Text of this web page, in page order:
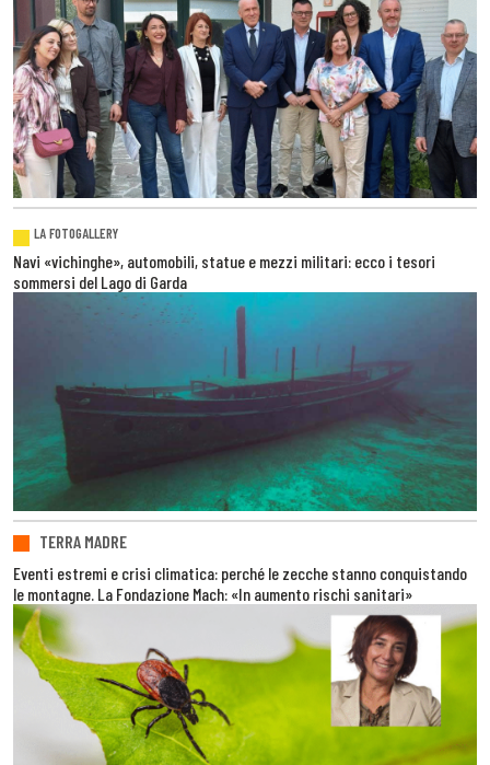
LA FOTOGALLERY
Navi «vichinghe», automobili, statue e mezzi militari: ecco i tesori
sommersi del Lago di Garda
TERRA MADRE
Eventi estremi e crisi climatica: perché le zecche stanno conquistando
le montagne. La Fondazione Mach: «In aumento rischi sanitari»